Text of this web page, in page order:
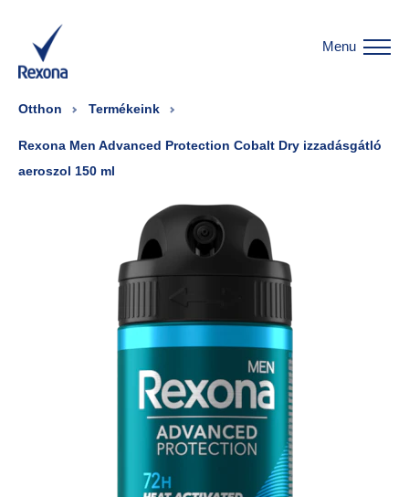
Menu
Otthon Termékeink
Rexona Men Advanced Protection Cobalt Dry izzadásgátló
aeroszol 150 ml